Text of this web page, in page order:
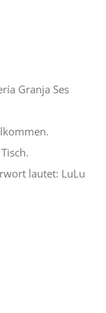
Granja Ses
lautet: LuLu